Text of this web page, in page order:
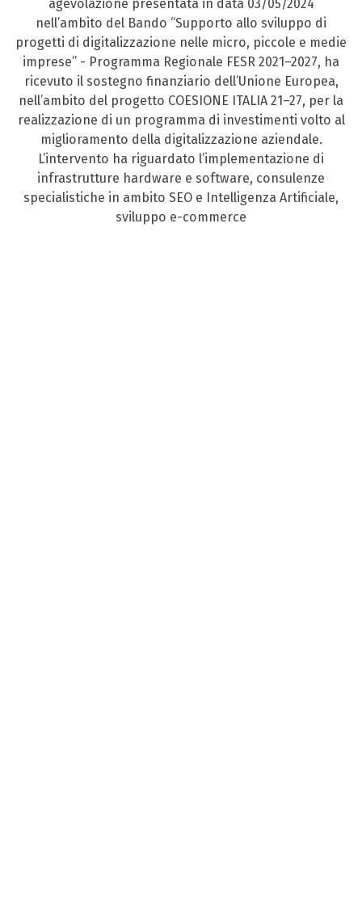
agevolazione presentata in data 03/05/2024
nell’ambito del Bando “Supporto allo sviluppo di
progetti di digitalizzazione nelle micro, piccole e medie
imprese” - Programma Regionale FESR 2021–2027, ha
ricevuto il sostegno finanziario dell’Unione Europea,
nell’ambito del progetto COESIONE ITALIA 21–27, per la
realizzazione di un programma di investimenti volto al
miglioramento della digitalizzazione aziendale.
L’intervento ha riguardato l’implementazione di
infrastrutture hardware e software, consulenze
specialistiche in ambito SEO e Intelligenza Artificiale,
sviluppo e-commerce